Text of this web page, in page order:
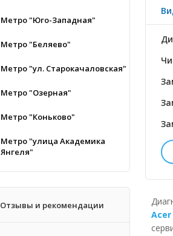
Метро "Юго-Западная"
Метро "Беляево"
Метро "ул. Старокачаловская"
Метро "Озерная"
Метро "Коньково"
Метро "улица Академика
Янгеля"
Отзывы и рекомендации
Acer